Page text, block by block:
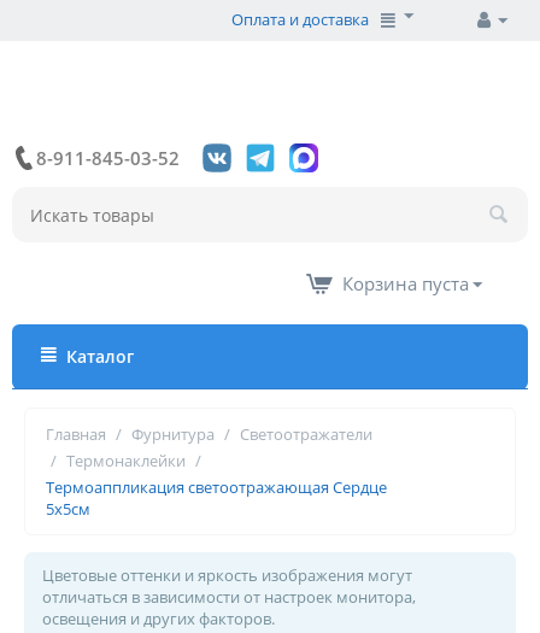
Оплата и доставка
8-911-845-03-52
Корзина пуста
Каталог
Главная / Фурнитура / Светоотражатели
/ Термонаклейки /
Термоаппликация светоотражающая Сердце
5х5см
Цветовые оттенки и яркость изображения могут
отличаться в зависимости от настроек монитора,
освещения и других факторов.